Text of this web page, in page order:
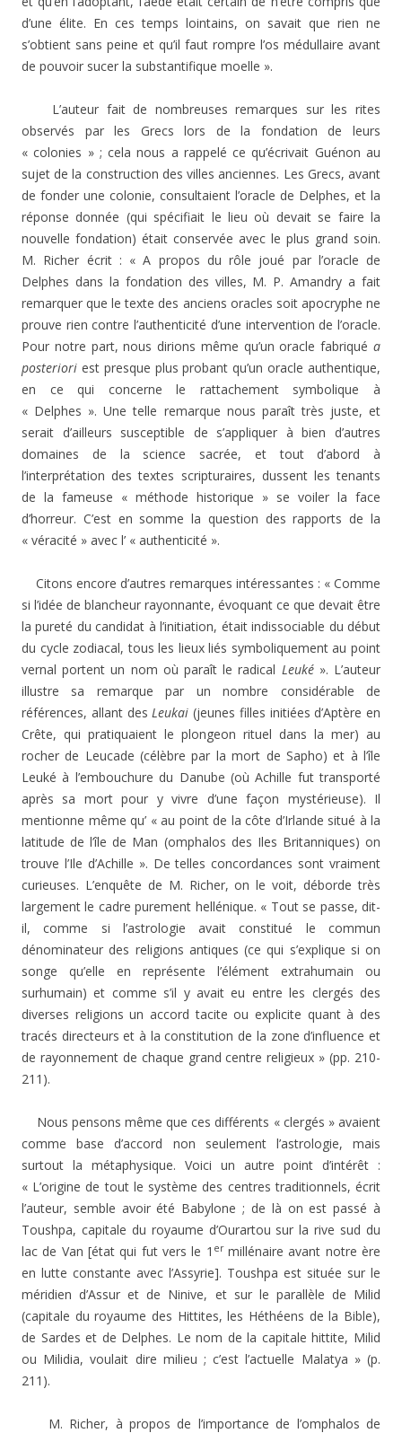
d’une élite. En ces temps lointains, on savait que rien ne
s’obtient sans peine et qu’il faut rompre l’os médullaire avant
de pouvoir sucer la substantifique moelle ».
L’auteur fait de nombreuses remarques sur les rites
observés par les Grecs lors de la fondation de leurs
« colonies » ; cela nous a rappelé ce qu’écrivait Guénon au
sujet de la construction des villes anciennes. Les Grecs, avant
de fonder une colonie, consultaient l’oracle de Delphes, et la
réponse donnée (qui spécifiait le lieu où devait se faire la
nouvelle fondation) était conservée avec le plus grand soin.
M. Richer écrit : « A propos du rôle joué par l’oracle de
Delphes dans la fondation des villes, M. P. Amandry a fait
remarquer que le texte des anciens oracles soit apocryphe ne
prouve rien contre l’authenticité d’une intervention de l’oracle.
Pour notre part, nous dirions même qu’un oracle fabriqué a
posteriori est presque plus probant qu’un oracle authentique,
en ce qui concerne le rattachement symbolique à
« Delphes ». Une telle remarque nous paraît très juste, et
serait d’ailleurs susceptible de s’appliquer à bien d’autres
domaines de la science sacrée, et tout d’abord à
l’interprétation des textes scripturaires, dussent les tenants
de la fameuse « méthode historique » se voiler la face
d’horreur. C’est en somme la question des rapports de la
« véracité » avec l’ « authenticité ».
Citons encore d’autres remarques intéressantes : « Comme
si l’idée de blancheur rayonnante, évoquant ce que devait être
la pureté du candidat à l’initiation, était indissociable du début
du cycle zodiacal, tous les lieux liés symboliquement au point
vernal portent un nom où paraît le radical Leuké». L’auteur
illustre sa remarque par un nombre considérable de
références, allant desLeukai (jeunes filles initiées d’Aptère en
Crête, qui pratiquaient le plongeon rituel dans la mer) au
rocher de Leucade (célèbre par la mort de Sapho) et à l’île
Leuké à l’embouchure du Danube (où Achille fut transporté
après sa mort pour y vivre d’une façon mystérieuse). Il
mentionne même qu’ « au point de la côte d’Irlande situé à la
latitude de l’île de Man (omphalos des Iles Britanniques) on
trouve l’Ile d’Achille ». De telles concordances sont vraiment
curieuses. L’enquête de M. Richer, on le voit, déborde très
largement le cadre purement hellénique. « Tout se passe, dit-
il, comme si l’astrologie avait constitué le commun
dénominateur des religions antiques (ce qui s’explique si on
songe qu’elle en représente l’élément extrahumain ou
surhumain) et comme s’il y avait eu entre les clergés des
diverses religions un accord tacite ou explicite quant à des
tracés directeurs et à la constitution de la zone d’influence et
de rayonnement de chaque grand centre religieux » (pp. 210-
211).
Nous pensons même que ces différents « clergés » avaient
comme base d’accord non seulement l’astrologie, mais
surtout la métaphysique. Voici un autre point d’intérêt :
« L’origine de tout le système des centres traditionnels, écrit
l’auteur, semble avoir été Babylone ; de là on est passé à
Toushpa, capitale du royaume d’Ourartou sur la rive sud du
lac de Van [état qui fut vers le 1 ermillénaire avant notre ère
en lutte constante avec l’Assyrie]. Toushpa est située sur le
méridien d’Assur et de Ninive, et sur le parallèle de Milid
(capitale du royaume des Hittites, les Héthéens de la Bible),
de Sardes et de Delphes. Le nom de la capitale hittite, Milid
ou Milidia, voulait dire milieu ; c’est l’actuelle Malatya » (p.
211).
M. Richer, à propos de l’importance de l’omphalos de